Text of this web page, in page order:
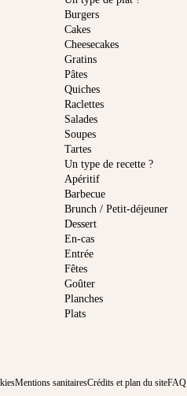
Burgers
Cakes
Cheesecakes
Gratins
Pâtes
Quiches
Raclettes
Salades
Soupes
Tartes
Un type de recette ?
Apéritif
Barbecue
Brunch / Petit-déjeuner
Dessert
En-cas
Entrée
Fêtes
Goûter
Planches
Plats
Mentions sanitairesCrédits et plan du siteFAQ